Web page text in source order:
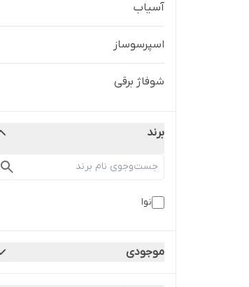
آسیاب
اسپرسوساز
شوفاژ برقی
برند
نوا
موجودی